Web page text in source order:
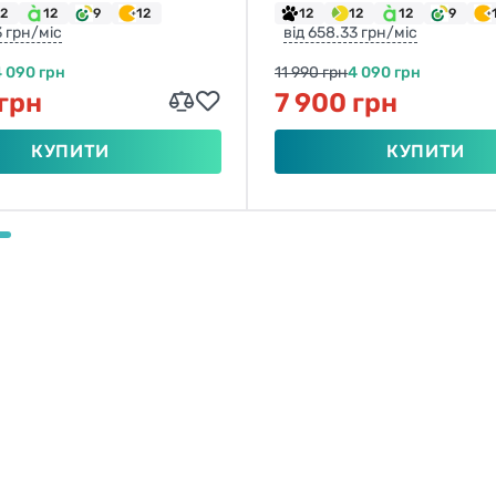
12 9 12
грн/міс
090 грн
КУПИТИ
12 12 12 9
від 658.33 грн/міс
11 990 грн4 090 грн
7 900 грн
КУПИТИ